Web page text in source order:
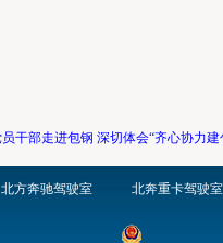
干部走进包钢 深切体会“齐心协力建
北方奔驰驾驶室 北奔重卡驾驶室